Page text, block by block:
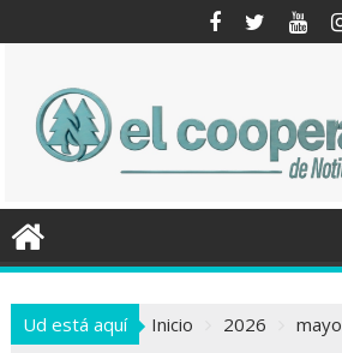
al
Ud está aquí Inicio 2026 mayo